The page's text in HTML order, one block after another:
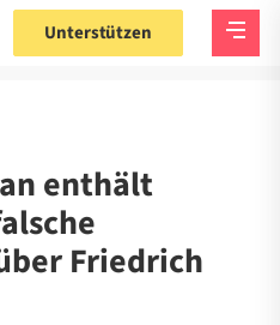
Unterstützen
enthält
Friedrich